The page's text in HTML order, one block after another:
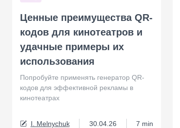
Ценные преимущества QR-
кодов для кинотеатров и
удачные примеры их
использования
Попробуйте применять генератор QR-
кодов для эффективной рекламы в
кинотеатрах
I. Melnychuk 30.04.26 7 min